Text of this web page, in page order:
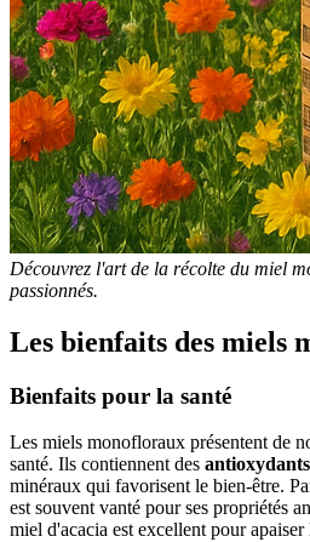
Découvrez l'art de la récolte du miel
passionnés.
Les bienfaits des miels
Bienfaits pour la santé
Les miels monofloraux présentent de
santé. Ils contiennent des
minéraux qui favorisent le bien-être.
est souvent vanté pour ses propriétés
miel d'acacia est excellent pour